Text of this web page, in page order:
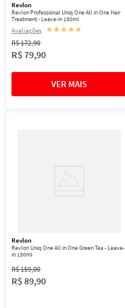
Revlon
Revlon Professional Uniq One All in One Hair
Treatment - Leave-in 150ml
★★★★★
R$172,90
R$79,90
Revlon
Revlon Uniq One All in One Green Tea - Leave-
in 150ml
R$159,00
R$89,90